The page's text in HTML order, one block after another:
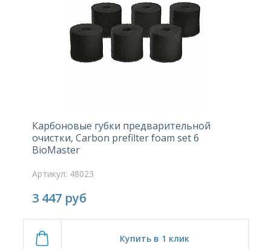
Карбоновые губки предварительной
очистки, Carbon prefilter foam set 6
BioMaster
Артикул: 48023
3 447 руб
Купить в 1 клик